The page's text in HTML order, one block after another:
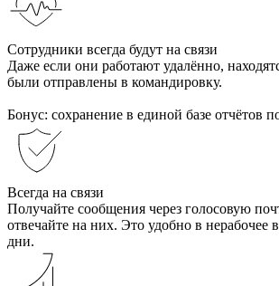
Сотрудники всегда будут на связи
Даже если они работают удалённо,
были отправлены в командировку.
Бонус: сохранение в единой базе отчётов
Всегда на связи
Получайте сообщения через голосовую
отвечайте на них. Это удобно в нерабочее
дни.